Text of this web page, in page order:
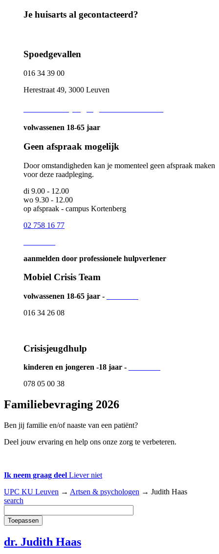
Je huisarts al gecontacteerd?
Spoedgevallen
016 34 39 00
Herestraat 49, 3000 Leuven
volwassenen 18-65 jaar
Geen afspraak mogelijk
Door omstandigheden kan je momenteel geen afspraak maken
voor deze raadpleging.
di 9.00 - 12.00
wo 9.30 - 12.00
op afspraak - campus Kortenberg
02 758 16 77
aanmelden door professionele hulpverlener
Mobiel Crisis Team
volwassenen 18-65 jaar -
016 34 26 08
Crisisjeugdhulp
kinderen en jongeren -18 jaar -
078 05 00 38
Familiebevraging 2026
Ben jij familie en/of naaste van een patiënt?
Deel jouw ervaring en help ons onze zorg te verbeteren.
Ik neem graag deel Liever niet
UPC KU Leuven → Artsen & psychologen → Judith Haas
search
dr. Judith Haas